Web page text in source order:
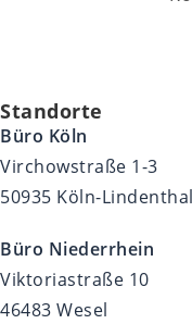
Standorte
Büro Köln
Virchowstraße 1-3
50935 Köln-Lindenthal
Büro Niederrhein
Viktoriastraße 10
46483 Wesel